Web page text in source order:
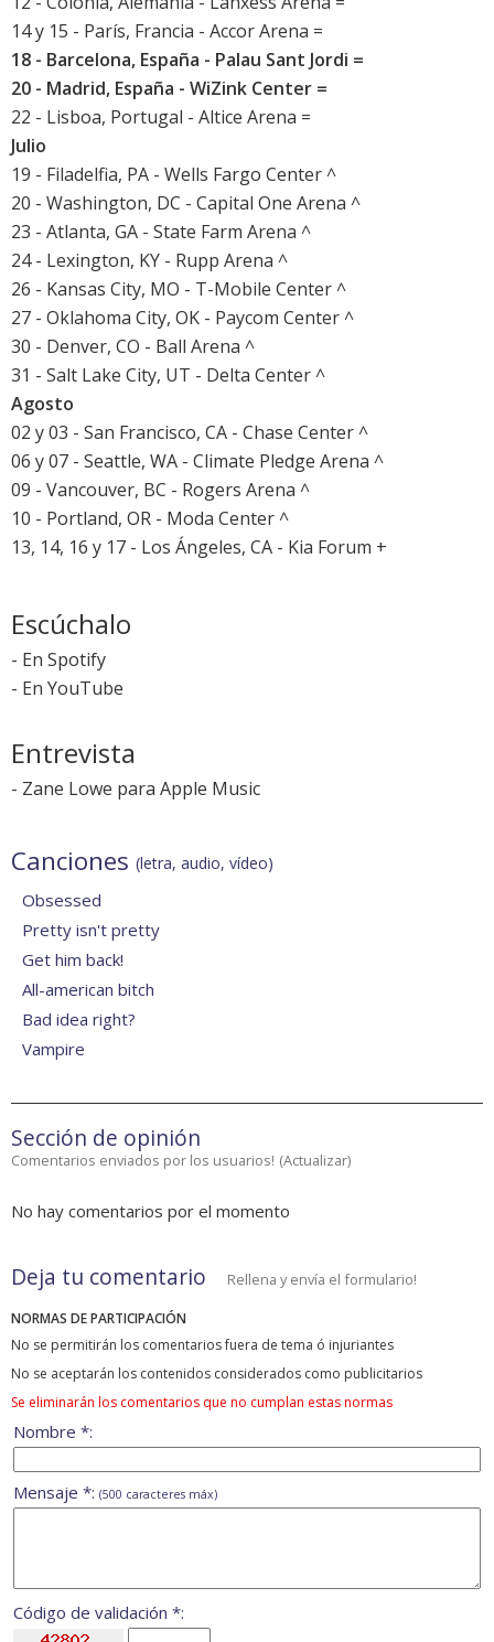
14 y 15 - París, Francia - Accor Arena =
18 - Barcelona, España - Palau Sant Jordi =
20 - Madrid, España - WiZink Center =
22 - Lisboa, Portugal - Altice Arena =
Julio
19 - Filadelfia, PA - Wells Fargo Center ^
20 - Washington, DC - Capital One Arena ^
23 - Atlanta, GA - State Farm Arena ^
24 - Lexington, KY - Rupp Arena ^
26 - Kansas City, MO - T-Mobile Center ^
27 - Oklahoma City, OK - Paycom Center ^
30 - Denver, CO - Ball Arena ^
31 - Salt Lake City, UT - Delta Center ^
Agosto
02 y 03 - San Francisco, CA - Chase Center ^
06 y 07 - Seattle, WA - Climate Pledge Arena ^
09 - Vancouver, BC - Rogers Arena ^
10 - Portland, OR - Moda Center ^
13, 14, 16 y 17 - Los Ángeles, CA - Kia Forum +
Escúchalo
- En Spotify
- En YouTube
Entrevista
- Zane Lowe para Apple Music
Canciones (letra, audio, vídeo)
Obsessed
Pretty isn't pretty
Get him back!
All-american bitch
Bad idea right?
Vampire
Sección de opinión
Comentarios enviados por los usuarios! (Actualizar)
No hay comentarios por el momento
Deja tu comentario Rellena y envía el formulario!
NORMAS DE PARTICIPACIÓN
No se permitirán los comentarios fuera de tema ó injuriantes
No se aceptarán los contenidos considerados como publicitarios
Se eliminarán los comentarios que no cumplan estas normas
Nombre *:
Mensaje *: (500 caracteres máx)
Código de validación *: